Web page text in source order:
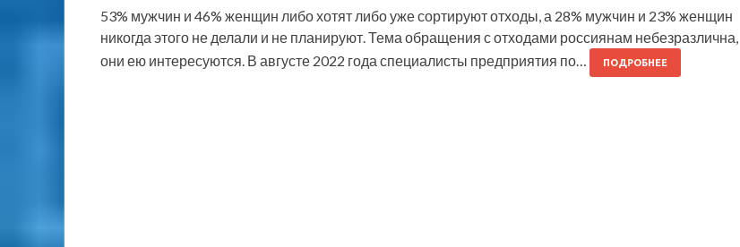
53% мужчин и 46% женщин либо хотят либо уже сортируют отходы, а 28% мужчин и 23% женщин
никогда этого не делали и не планируют. Тема обращения с отходами россиянам небезразлична,
они ею интересуются. В августе 2022 года специалисты предприятия по…
ПОДРОБНЕЕ